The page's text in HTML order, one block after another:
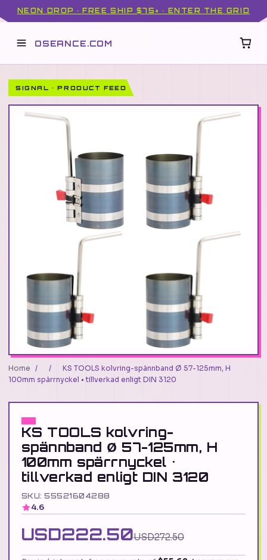
NEON DROP · FREE SHIP $75+ · ENTER THE GRID
OSEANCE.COM
SIGNAL · PRODUCT FEED
Home / /
KS TOOLS kolvring-spännband Ø 57-125mm, H
100mm spärrnyckel • tillverkad enligt DIN 3120
KS TOOLS kolvring-
spännband Ø 57-125mm, H
100mm spärrnyckel •
tillverkad enligt DIN 3120
SKU: 55521604288
4.6
USD222.50USD272.50